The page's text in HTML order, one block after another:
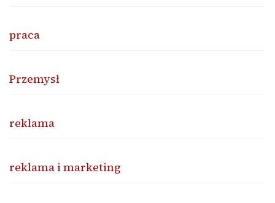
praca
Przemysł
reklama
reklama i marketing